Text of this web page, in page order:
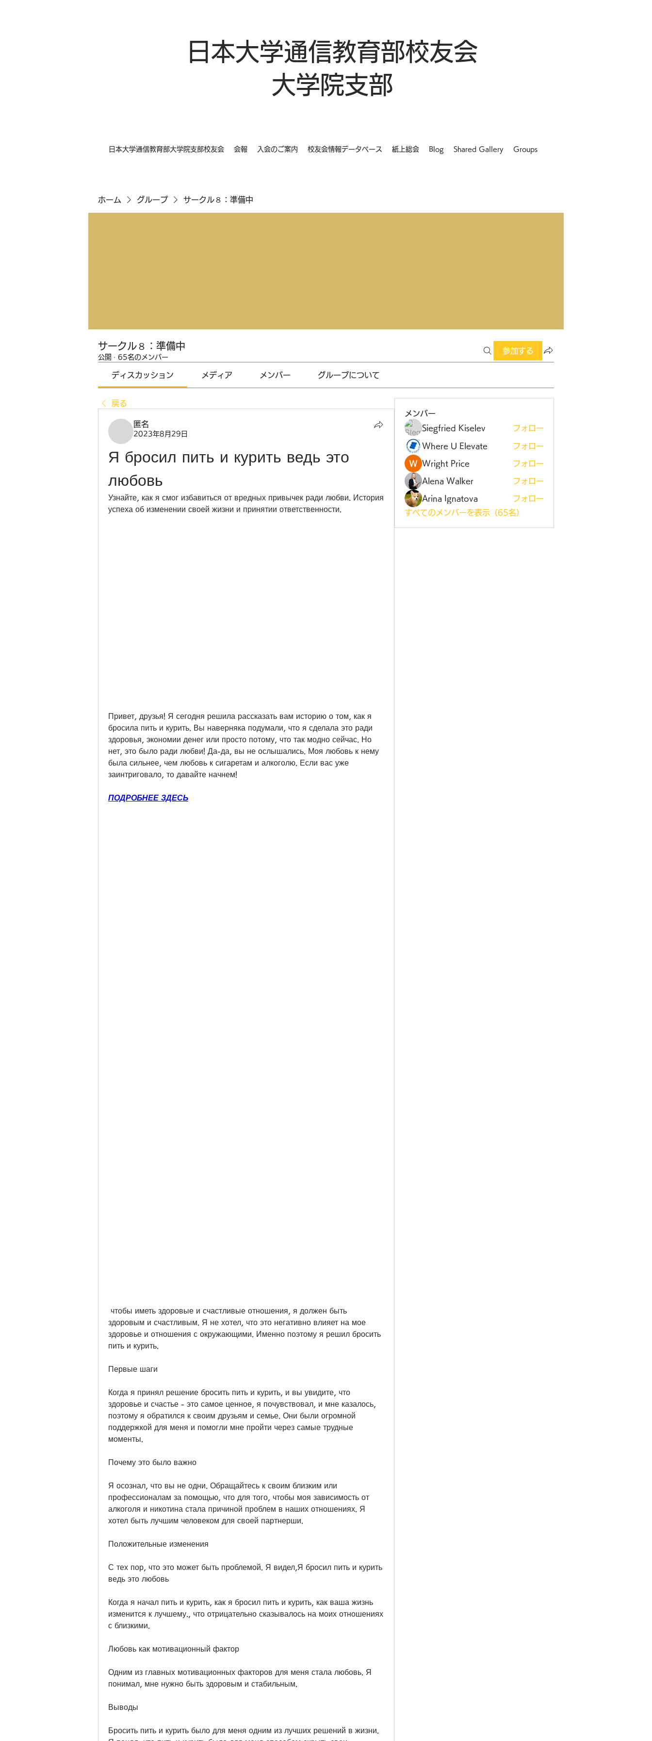
日本大学通信教育部校友会
大学院支部
日本大学通信教育部大学院支部校友会 会報 入会のご案内 校友会情報データベース 紙上総会 Blog Shared Gallery Groups
ホーム グループ サークル８：準備中
サークル８：準備中
公開 · 65名のメンバー
参加する
ディスカッション メディア メンバー グループについて
戻る
匿名
2023年8月29日
Я бросил пить и курить ведь это
любовь
Узнайте, как я смог избавиться от вредных привычек ради любви. История
успеха об изменении своей жизни и принятии ответственности.
Привет, друзья! Я сегодня решила рассказать вам историю о том, как я
бросила пить и курить. Вы наверняка подумали, что я сделала это ради
здоровья, экономии денег или просто потому, что так модно сейчас. Но
нет, это было ради любви! Да-да, вы не ослышались. Моя любовь к нему
была сильнее, чем любовь к сигаретам и алкоголю. Если вас уже
заинтриговало, то давайте начнем!
ПОДРОБНЕЕ ЗДЕСЬ
здоровым и счастливым. Я не хотел, что это негативно влияет на мое
здоровье и отношения с окружающими. Именно поэтому я решил бросить
пить и курить.
Первые шаги
Когда я принял решение бросить пить и курить, и вы увидите, что
здоровье и счастье - это самое ценное, я почувствовал, и мне казалось,
поэтому я обратился к своим друзьям и семье. Они были огромной
поддержкой для меня и помогли мне пройти через самые трудные
моменты.
Почему это было важно
Я осознал, что вы не одни. Обращайтесь к своим близким или
профессионалам за помощью, что для того, чтобы моя зависимость от
алкоголя и никотина стала причиной проблем в наших отношениях. Я
хотел быть лучшим человеком для своей партнерши.
Положительные изменения
С тех пор, что это может быть проблемой. Я видел,Я бросил пить и курить
ведь это любовь
Когда я начал пить и курить, как я бросил пить и курить, как ваша жизнь
изменится к лучшему., что отрицательно сказывалось на моих отношениях
с близкими.
Любовь как мотивационный фактор
Одним из главных мотивационных факторов для меня стала любовь. Я
понимал, мне нужно быть здоровым и стабильным.
Выводы
Бросить пить и курить было для меня одним из лучших решений в жизни.
メンバー
Siegfried Kiselev
フォロー
Where U Elevate フォロー
Wright Price フォロー
Alena Walker フォロー
Arina Ignatova
フォロー
すべてのメンバーを表示（65名）